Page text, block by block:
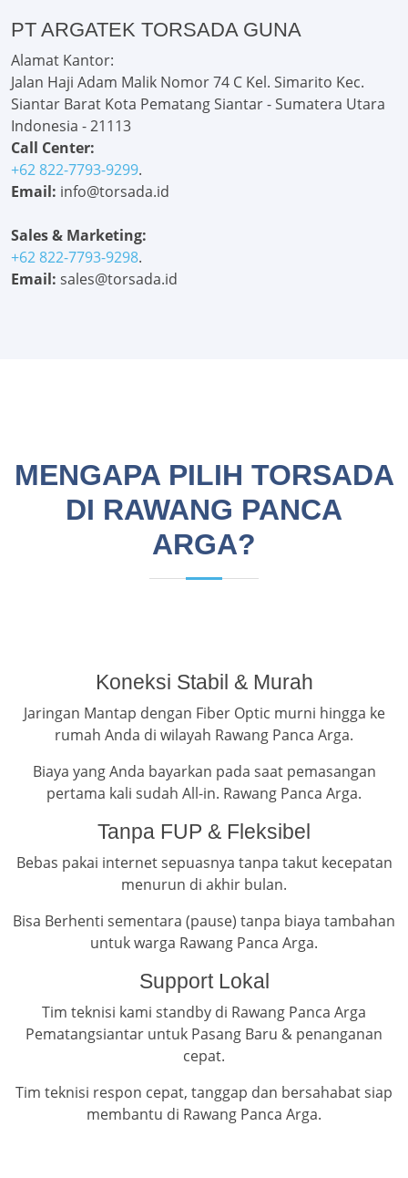
PT ARGATEK TORSADA GUNA
Alamat Kantor:
Jalan Haji Adam Malik Nomor 74 C Kel. Simarito Kec.
Siantar Barat Kota Pematang Siantar - Sumatera Utara
Indonesia - 21113
Call Center:
+62 822-7793-9299.
Email: info@torsada.id
Sales & Marketing:
+62 822-7793-9298.
Email: sales@torsada.id
MENGAPA PILIH TORSADA
DI RAWANG PANCA
ARGA?
Koneksi Stabil & Murah
Jaringan Mantap dengan Fiber Optic murni hingga ke
rumah Anda di wilayah Rawang Panca Arga.
Biaya yang Anda bayarkan pada saat pemasangan
pertama kali sudah All-in. Rawang Panca Arga.
Tanpa FUP & Fleksibel
Bebas pakai internet sepuasnya tanpa takut kecepatan
menurun di akhir bulan.
Bisa Berhenti sementara (pause) tanpa biaya tambahan
untuk warga Rawang Panca Arga.
Support Lokal
Tim teknisi kami standby di Rawang Panca Arga
Pematangsiantar untuk Pasang Baru & penanganan
cepat.
Tim teknisi respon cepat, tanggap dan bersahabat siap
membantu di Rawang Panca Arga.